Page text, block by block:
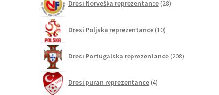
Dresi Norveška reprezentance 28izdelkov
Dresi Poljska reprezentance 10izdelkov
Dresi Portugalska reprezentance 208izdelkov
Dresi puran reprezentance 4izdelki